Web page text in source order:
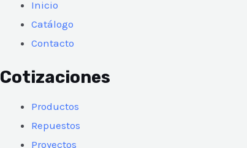
Inicio
Catálogo
Contacto
Cotizaciones
Productos
Repuestos
Proyectos